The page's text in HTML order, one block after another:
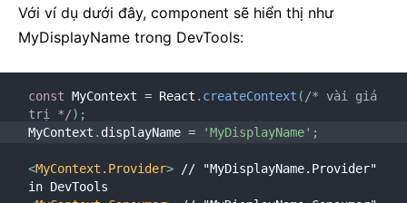
Với ví dụ dưới đây, component sẽ hiển thị như
MyDisplayName trong DevTools:
const MyContext = React . createContext ( /* vài giá
trị */) ;
MyContext . displayName = 'MyDisplayName' ;
<MyContext.Provider> // "MyDisplayName.Provider"
in DevTools